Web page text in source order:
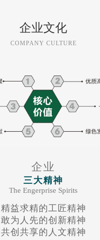
企业文化
COMPANY CULTURE
企业
三大精神
The Engerprise Spirits
精益求精的工匠精神
敢为人先的创新精神
共创共享的人文精神